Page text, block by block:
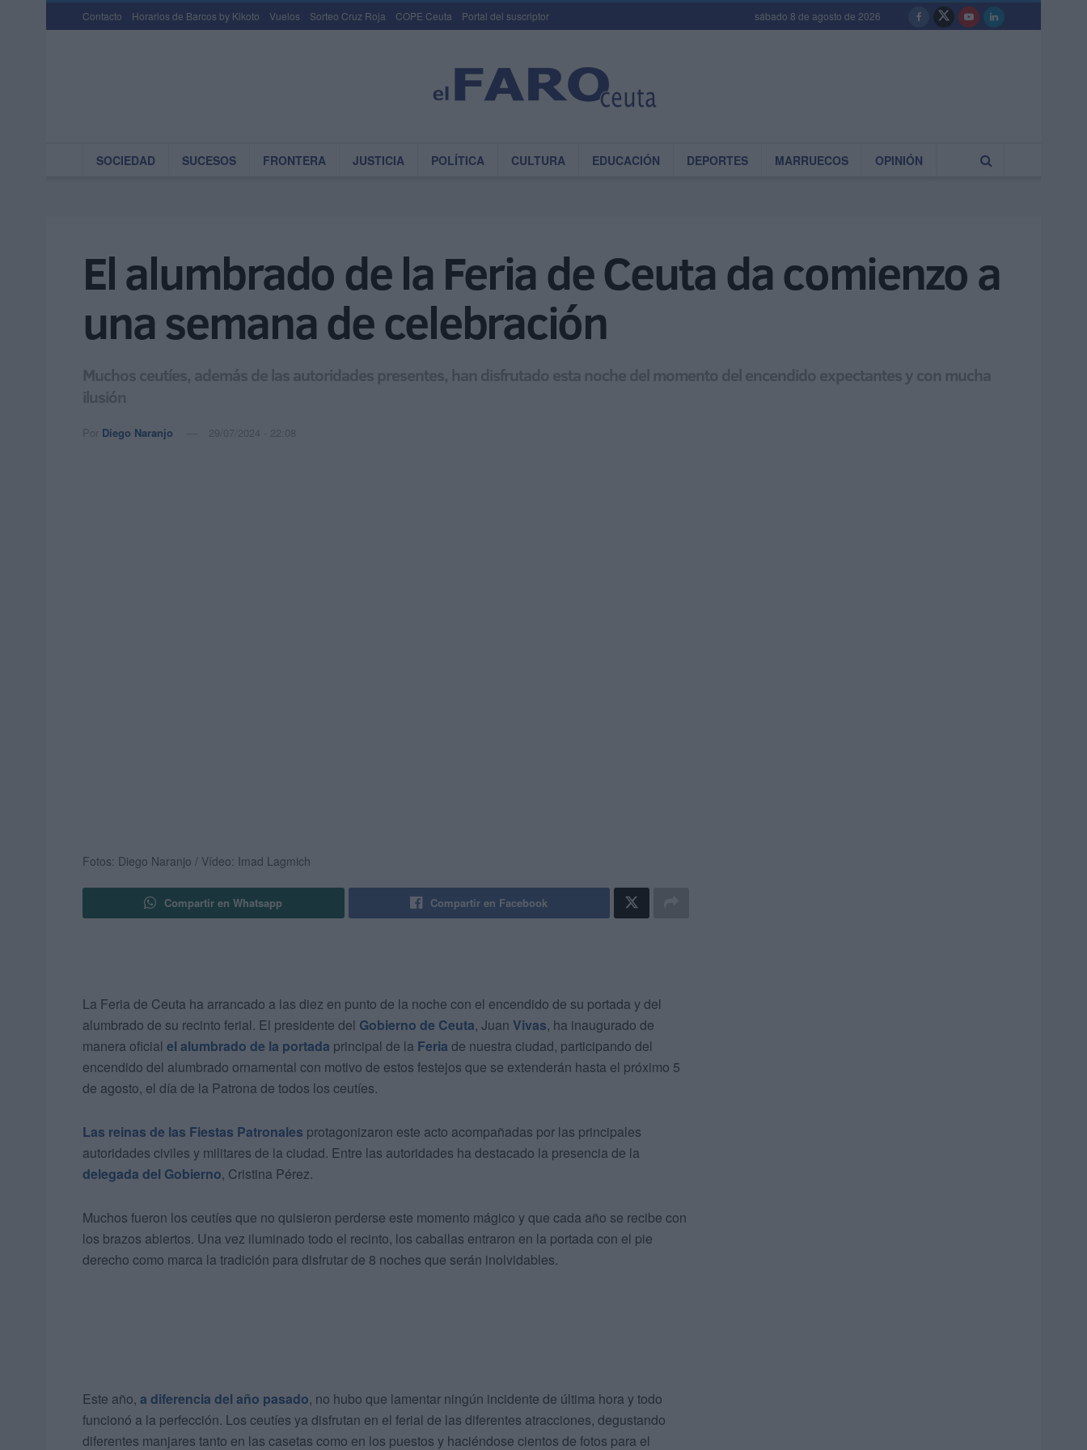
Contacto Horarios de Barcos by Kikoto Vuelos Sorteo Cruz Roja COPE Ceuta Portal del suscriptor sábado 8 de agosto de 2026
SOCIEDAD SUCESOS FRONTERA JUSTICIA POLÍTICA CULTURA EDUCACIÓN DEPORTES MARRUECOS OPINIÓN
El alumbrado de la Feria de Ceuta da comienzo a
una semana de celebración
Muchos ceutíes, además de las autoridades presentes, han disfrutado esta noche del momento del encendido expectantes y con mucha
ilusión
Por Diego Naranjo 29/07/2024 - 22:08
Fotos: Diego Naranjo / Vídeo: Imad Lagmich
Compartir en Whatsapp Compartir en Facebook
La Feria de Ceuta ha arrancado a las diez en punto de la noche con el encendido de su portada y del
alumbrado de su recinto ferial. El presidente del Gobierno de Ceuta, Juan Vivas, ha inaugurado de
manera oficial el alumbrado de la portada principal de la Feria de nuestra ciudad, participando del
encendido del alumbrado ornamental con motivo de estos festejos que se extenderán hasta el próximo 5
de agosto, el día de la Patrona de todos los ceutíes.
Las reinas de las Fiestas Patronales protagonizaron este acto acompañadas por las principales
autoridades civiles y militares de la ciudad. Entre las autoridades ha destacado la presencia de la
delegada del Gobierno, Cristina Pérez.
Muchos fueron los ceutíes que no quisieron perderse este momento mágico y que cada año se recibe con
los brazos abiertos. Una vez iluminado todo el recinto, los caballas entraron en la portada con el pie
derecho como marca la tradición para disfrutar de 8 noches que serán inolvidables.
Este año, a diferencia del año pasado, no hubo que lamentar ningún incidente de última hora y todo
funcionó a la perfección. Los ceutíes ya disfrutan en el ferial de las diferentes atracciones, degustando
diferentes manjares tanto en las casetas como en los puestos y haciéndose cientos de fotos para el